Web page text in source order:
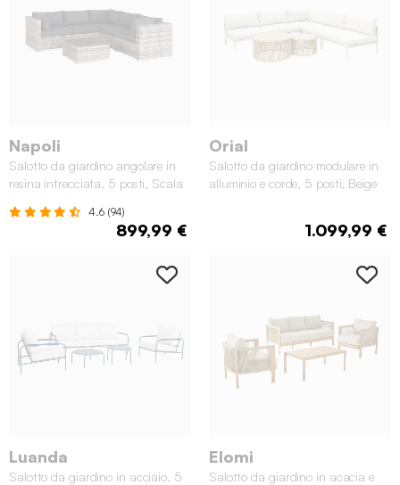
Napoli
Salotto da giardino angolare in
resina intrecciata, 5 posti, Scala
4.6 (94)
899,99 €
Orial
Salotto da giardino modulare in
alluminio e corde, 5 posti, Beige
1.099,99 €
Luanda
Salotto da giardino in acciaio, 5
Elomi
Salotto da giardino in acacia e